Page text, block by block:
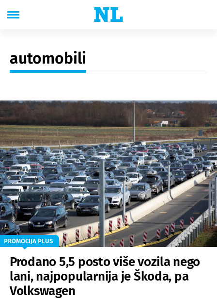
automobili
PROMOCIJA PLUS
Prodano 5,5 posto više vozila nego
lani, najpopularnija je Škoda, pa
Volkswagen